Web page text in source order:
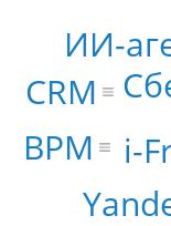
i-
ИИ-
CRM
BPM